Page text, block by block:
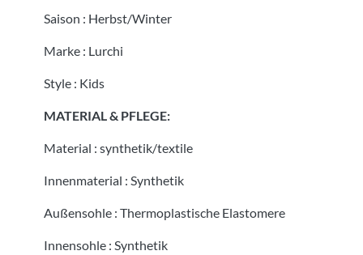
Saison : Herbst/Winter
Marke : Lurchi
Style : Kids
MATERIAL & PFLEGE:
Material : synthetik/textile
Innenmaterial : Synthetik
Außensohle : Thermoplastische Elastomere
Innensohle : Synthetik